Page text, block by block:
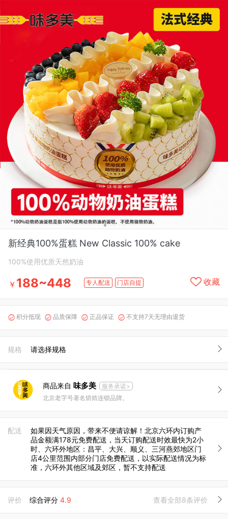
新经典100%蛋糕 New Classic 100% cake
100%使用优质天然奶油
￥ 188~448 专人配送 门店自提 收藏
 积分抵现  品质保障  正品保证  不支持7天无理由退货
规格 请选择规格
商品来自 味多美
服务承诺>
北京老字号著名烘焙连锁品牌。
配送
如果因天气原因，带来不便请谅解！北京六环内订购产
品金额满178元免费配送，当天订购配送时效最快为2小
时、六环外地区：昌平、大兴、顺义、三河燕郊地区门
店4公里范围内部分门店免费配送，以实际配送情况为标
准，六环外其他区域及郊区，暂不支持配送
评价 综合评分 4.9 查看全部8条评价